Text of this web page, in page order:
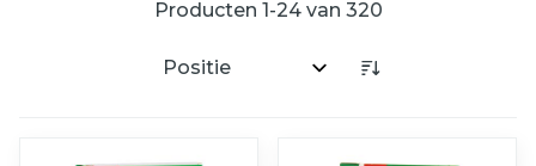
Producten 1 -24van 320
Sorteer op: